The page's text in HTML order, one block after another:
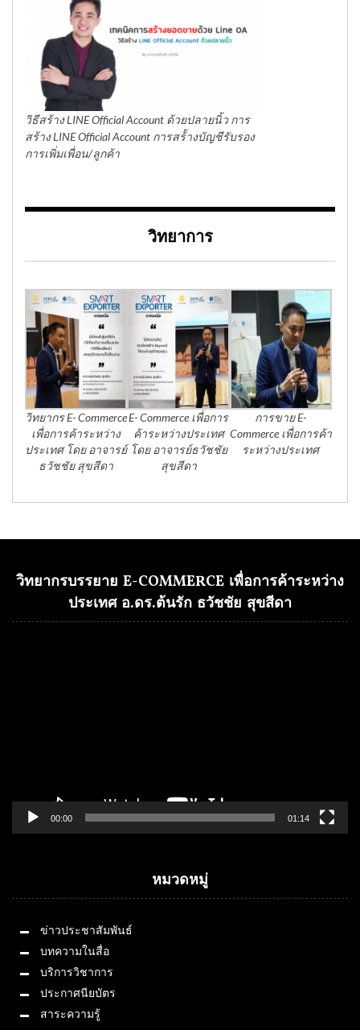
วิธีสร้าง LINE Official Account ด้วยปลายนิ้ว การ
สร้าง LINE Official Account การสร้้างบัญชีรับรอง
การเพิ่มเพื่อน/ลูกค้า
วิทยาการ
วิทยากร E- Commerce
เพื่อการค้าระหว่าง
ประเทศ โดย อาจารย์
ธวัชชัย สุขสีดา
E- Commerce เพื่อการ
ค้าระหว่างประเทศ
โดย อาจารย์ธวัชชัย
สุขสีดา
การขาย E-
Commerce เพื่อการค้า
ระหว่างประเทศ
วิทยากรบรรยาย E-COMMERCE เพื่อการค้าระหว่าง
ประเทศ อ.ดร.ต้นรัก ธวัชชัย สุขสีดา
00:00 01:14
หมวดหมู่
ข่าวประชาสัมพันธ์
บทความในสื่อ
บริการวิชาการ
ประกาศนียบัตร
สาระความรู้